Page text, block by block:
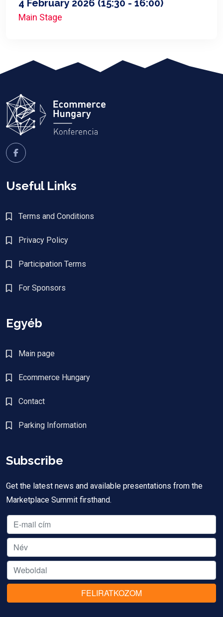
4 February 2026 (15:30 - 16:00)
Main Stage
Useful Links
Terms and Conditions
Privacy Policy
Participation Terms
For Sponsors
Egyéb
Main page
Ecommerce Hungary
Contact
Parking Information
Subscribe
Get the latest news and available presentations from the
Marketplace Summit firsthand.